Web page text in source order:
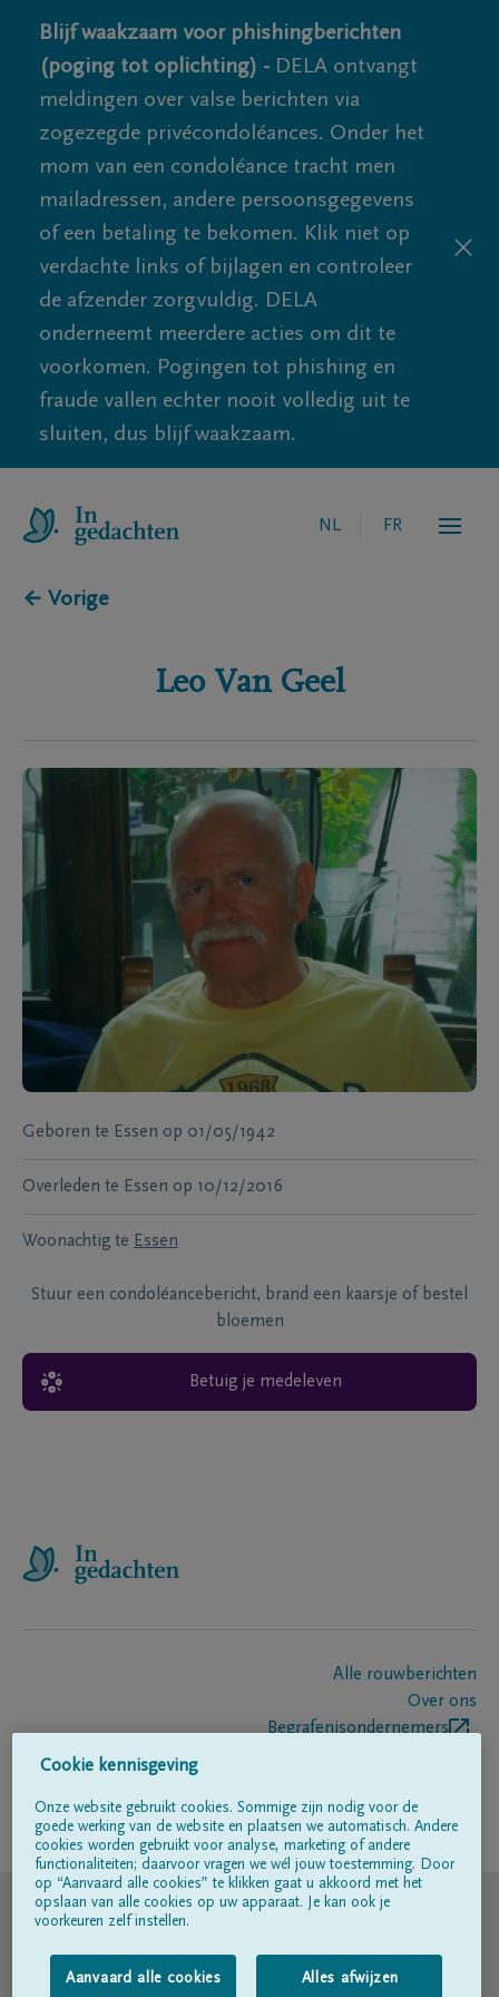
Blijf waakzaam voor phishingberichten
(poging tot oplichting) - DELA ontvangt
meldingen over valse berichten via
zogezegde privécondoléances. Onder het
mom van een condoléance tracht men
mailadressen, andere persoonsgegevens
of een betaling te bekomen. Klik niet op
verdachte links of bijlagen en controleer
de afzender zorgvuldig. DELA
onderneemt meerdere acties om dit te
voorkomen. Pogingen tot phishing en
fraude vallen echter nooit volledig uit te
sluiten, dus blijf waakzaam.
NL FR
← Vorige
Leo Van Geel
Geboren te Essen op 01/05/1942
Overleden te Essen op 10/12/2016
Woonachtig te Essen
Stuur een condoléancebericht, brand een kaarsje of bestel
bloemen
Betuig je medeleven
Alle rouwberichten
Over ons
Begrafenisondernemers
Volg ons op
© DELA
Gebruiksvoorwaarden
Cookie kennisgeving
Onze website gebruikt cookies. Sommige zijn nodig voor de
goede werking van de website en plaatsen we automatisch. Andere
cookies worden gebruikt voor analyse, marketing of andere
functionaliteiten; daarvoor vragen we wél jouw toestemming. Door
op “Aanvaard alle cookies” te klikken gaat u akkoord met het
opslaan van alle cookies op uw apparaat. Je kan ook je
voorkeuren zelf instellen.
Aanvaard alle cookies Alles afwijzen